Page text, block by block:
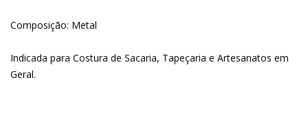
Composição: Metal
Indicada para Costura de Sacaria, Tapeçaria e Artesanatos em
Geral.